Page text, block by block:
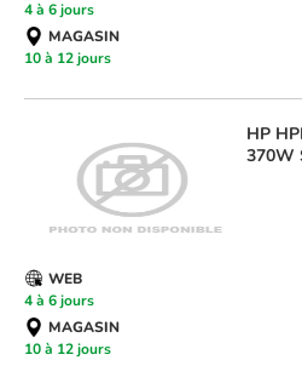
4 à 6 jours
MAGASIN
10 à 12 jours
HP
370W
WEB
4 à 6 jours
MAGASIN
10 à 12 jours